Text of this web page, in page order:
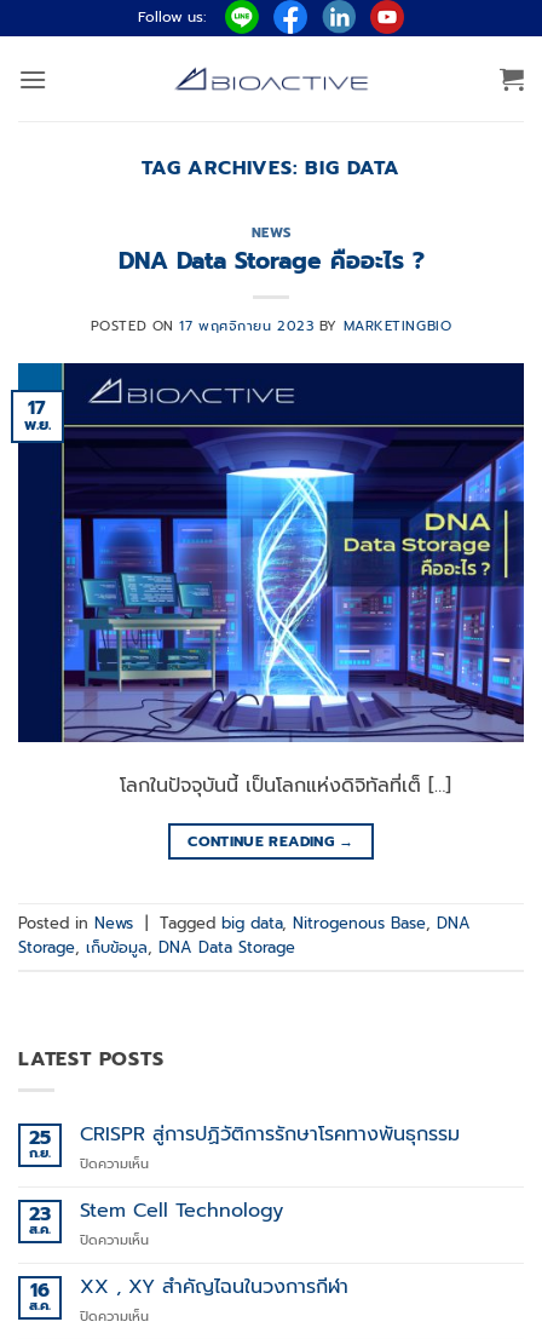
ไป
ยัง
Follow us:
TAG ARCHIVES:BIG DATA
NEWS
DNA Data Storage คืออะไร ?
POSTED ON17 พฤศจิกายน 2023 BY MARKETINGBIO
17
พ.ย.
โลกในปัจจุบันนี้ เป็นโลกแห่งดิจิทัลที่เต็ […]
CONTINUE READING →
Posted in News Tagged big data, Nitrogenous Base, DNA
Storage, เก็บข้อมูล, DNA Data Storage
LATEST POSTS
25
ก.ย.
CRISPR สู่การปฏิวัติการรักษาโรคทางพันธุกรรม
ปิดความเห็นบน
สู่
ปฏิวัติ
รักษา
ทาง
23
ส.ค.
Stem Cell Technology
ปิดความเห็นบน
Cell
Technology
16
ส.ค.
XX , XY สำคัญไฉนในวงการกีฬา
ปิดความเห็นบน